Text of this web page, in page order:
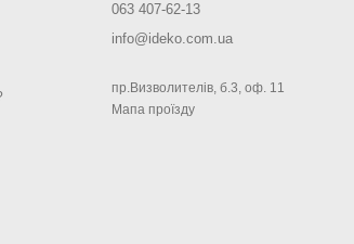
063 407-62-13
info@ideko.com.ua
пр.Визволителів, б.3, оф. 11
Мапа проїзду